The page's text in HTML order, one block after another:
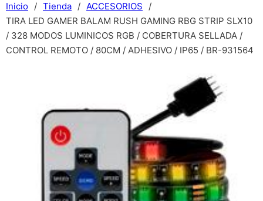
Inicio / Tienda / ACCESORIOS
/
TIRA LED GAMER BALAM RUSH GAMING RBG STRIP SLX10
/ 328 MODOS LUMINICOS RGB / COBERTURA SELLADA /
CONTROL REMOTO / 80CM / ADHESIVO / IP65 / BR-931564